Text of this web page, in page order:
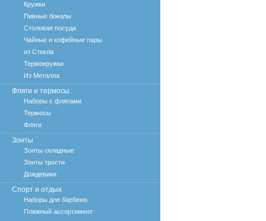
Кружки
Пивные бокалы
Столовая посуда
Чайные и кофейные пары
из Стекла
Термокружки
Из Металла
Фляги и термосы
Наборы с флягами
Термосы
Фляги
Зонты
Зонты складные
Зонты трости
Дождевики
Спорт и отдых
Наборы для барбекю
Пляжный ассортимент